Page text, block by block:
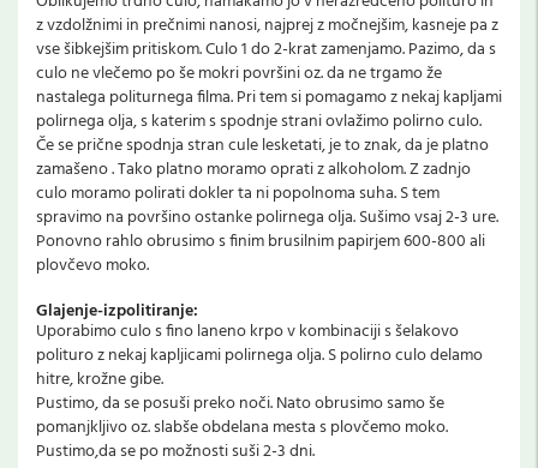
z vzdolžnimi in prečnimi nanosi, najprej z močnejšim, kasneje pa z
vse šibkejšim pritiskom. Culo 1 do 2-krat zamenjamo. Pazimo, da s
culo ne vlečemo po še mokri površini oz. da ne trgamo že
nastalega politurnega filma. Pri tem si pomagamo z nekaj kapljami
polirnega olja, s katerim s spodnje strani ovlažimo polirno culo.
Če se prične spodnja stran cule lesketati, je to znak, da je platno
zamašeno . Tako platno moramo oprati z alkoholom. Z zadnjo
culo moramo polirati dokler ta ni popolnoma suha. S tem
spravimo na površino ostanke polirnega olja. Sušimo vsaj 2-3 ure.
Ponovno rahlo obrusimo s finim brusilnim papirjem 600-800 ali
plovčevo moko.
Glajenje-izpolitiranje:
Uporabimo culo s fino laneno krpo v kombinaciji s šelakovo
polituro z nekaj kapljicami polirnega olja. S polirno culo delamo
hitre, krožne gibe.
Pustimo, da se posuši preko noči. Nato obrusimo samo še
pomanjkljivo oz. slabše obdelana mesta s plovčemo moko.
Pustimo,da se po možnosti suši 2-3 dni.